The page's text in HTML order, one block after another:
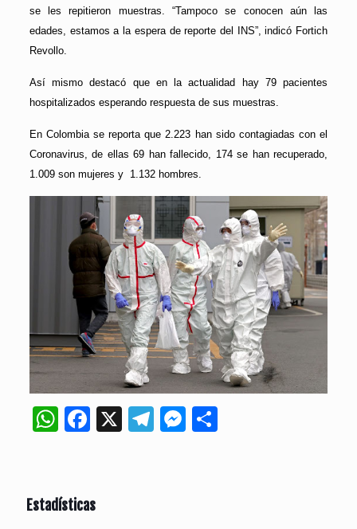
se les repitieron muestras. “Tampoco se conocen aún las
edades, estamos a la espera de reporte del INS”, indicó Fortich
Revollo.
Así mismo destacó que en la actualidad hay 79 pacientes
hospitalizados esperando respuesta de sus muestras.
En Colombia se reporta que 2.223 han sido contagiadas con el
Coronavirus, de ellas 69 han fallecido, 174 se han recuperado,
1.009 son mujeres y 1.132 hombres.
WhatsApp
Facebook
X Telegram
Messenger
Estadísticas